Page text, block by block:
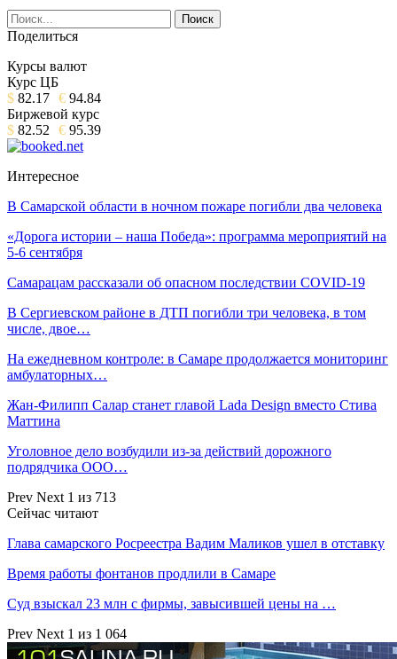
Поделиться
Курсы валют
Курс ЦБ
$ 82.17 € 94.84
Биржевой курс
$ 82.52 € 95.39
Интересное
В Самарской области в ночном пожаре погибли два человека
«Дорога истории – наша Победа»: программа мероприятий на
5-6 сентября
Самарацам рассказали об опасном последствии COVID-19
В Сергиевском районе в ДТП погибли три человека, в том
числе, двое…
На ежедневном контроле: в Самаре продолжается мониторинг
амбулаторных…
Жан-Филипп Салар станет главой Lada Design вместо Стива
Маттина
Уголовное дело возбудили из-за действий дорожного
подрядчика ООО…
Prev Next 1 из 713
Сейчас читают
Глава самарского Росреестра Вадим Маликов ушел в отставку
Время работы фонтанов продлили в Самаре
Суд взыскал 23 млн с фирмы, завысившей цены на …
Prev Next 1 из 1 064